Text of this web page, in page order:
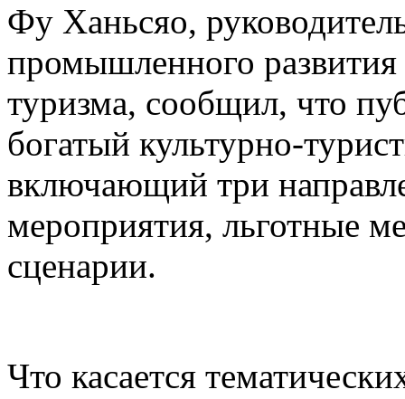
Фу Ханьсяо,
промышленного
туризма, сообщил, что
богатый культурно-
включающий три
мероприятия, льготные
сценарии.
Что касается